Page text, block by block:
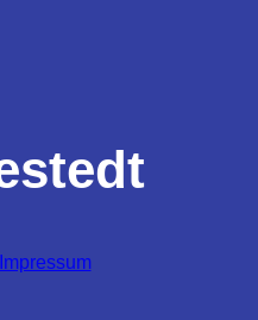
Impressum